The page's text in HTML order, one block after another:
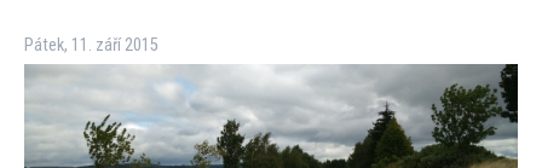
Pátek, 11. září 2015